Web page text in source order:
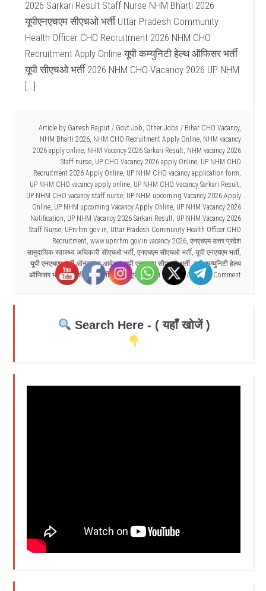
2026 Sarkari Result Staff Nurse NHM Bharti 2026
यूपीएनएचएम सीएचओ भर्ती Uttar Pradesh Community
Health Officer CHO Recruitment 2026 NHM CHO
Recruitment Apply Online यूपी कम्युनिटी हेल्थ ऑफिसर भर्ती
यूपी सीएचओ भर्ती 2026 NHM CHO Vacancy 2026 UP NHM
[…]
Article by Ganesh Rajput / Govt Job, Other Jobs / Bihar CHO Vacancy,
NHM Bharti 2026, NHM CHO Recruitment Apply Online, NHM vacancy
2026 apply online, NHM Vacancy 2026 Sarkari Result, NHM vacancy 2026
Staff nurse, UP CHO Vacancy 2026 apply Online, UP NHM CHO
Recruitment 2026 Apply Online, UP NHM CHO vacancy application form,
UP NHM CHO vacancy apply online, UP NHM CHO Vacancy Sarkari Result,
UP NHM CHO vacancy staff nurse, UP NHM upcoming Vacancy 2026 Apply
Online, UP NHM upcoming Vacancy Apply Online, UP NHM Vacancy 2026
Notification, UP NHM Vacancy 2026 Sarkari Result, UP NHM Vacancy 2026
Staff Nurse, UPnrhm gov in, Uttar Pradesh Community Health Officer CHO
Recruitment, www.upnrhm.gov.in vacancy 2026, एनएचएम उत्तर प्रदेश
सामुदायिक स्वास्थ्य अधिकारी सीएचओ भर्ती, एनएचएम सीएचओ भर्ती, यूपी एनएचएम भर्ती,
यूपी एनएचएम भर्ती ऑनलाइन आवेदन,यूपी एनएचएम सीएचओ भर्ती,यूपी कम्युनिटी हेल्थ
ऑफिसर भर्ती,यूपी सीएचओ भर्ती 2026, यूपी सीएचओ भर्ती फॉर्म Leave a Comment
Search Here - ( यहाँ खोजें )